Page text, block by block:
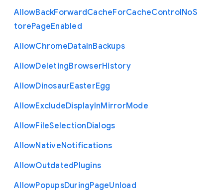
AllowBackForwardCacheForCacheControlNoS
torePageEnabled
AllowChromeDataInBackups
AllowDeletingBrowserHistory
AllowDinosaurEasterEgg
AllowExcludeDisplayInMirrorMode
AllowFileSelectionDialogs
AllowNativeNotifications
AllowOutdatedPlugins
AllowPopupsDuringPageUnload